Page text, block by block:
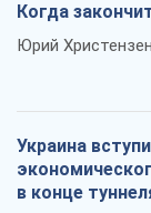
Когда
Юрий Христензен
Украина
в конце